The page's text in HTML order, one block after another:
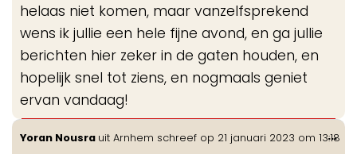
helaas niet komen, maar vanzelfsprekend
wens ik jullie een hele fijne avond, en ga jullie
berichten hier zeker in de gaten houden, en
hopelijk snel tot ziens, en nogmaals geniet
ervan vandaag!
Yoran Nousra uit Arnhem schreef op 21 januari 2023 om 13:18
...